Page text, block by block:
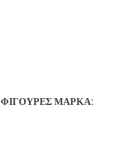
ΦΙΓΟΎΡΕΣΜΆΡΚΑ: